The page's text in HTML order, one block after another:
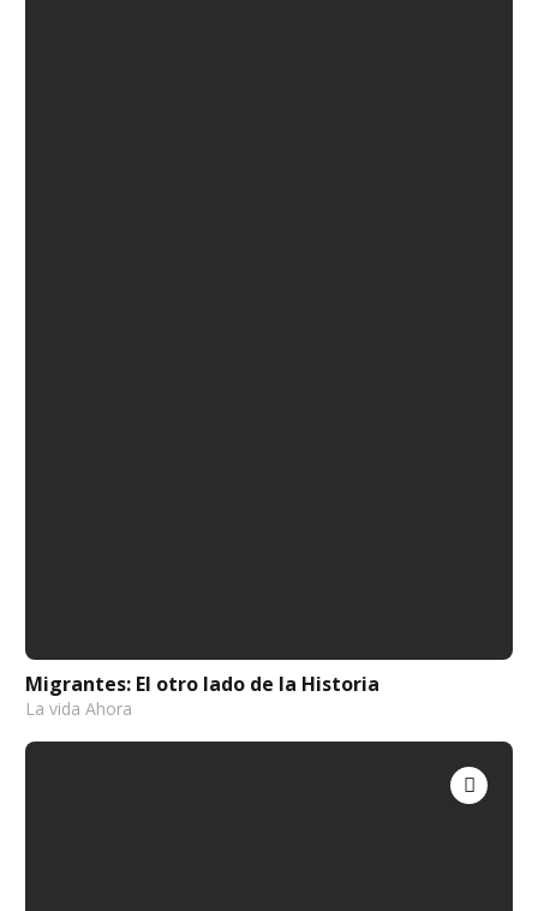
Migrantes: El otro lado de la Historia
La vida Ahora